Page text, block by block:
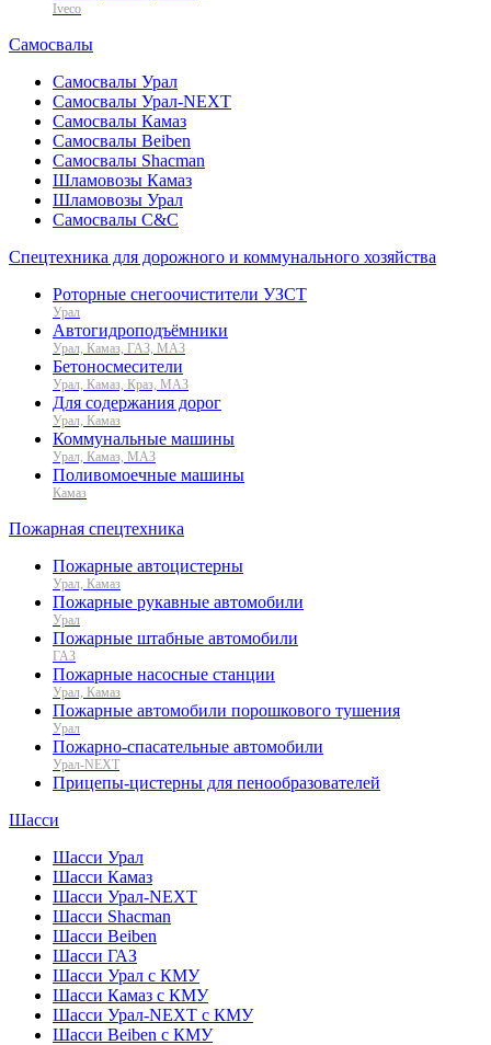
Iveco
Самосвалы
Самосвалы Урал
Самосвалы Урал-NEXT
Самосвалы Камаз
Самосвалы Beiben
Самосвалы Shacman
Шламовозы Камаз
Шламовозы Урал
Самосвалы C&C
Спецтехника для дорожного и коммунального хозяйства
Роторные снегоочистители УЗСТ
Урал
Автогидроподъёмники
Урал, Камаз, ГАЗ, МАЗ
Бетоносмесители
Урал, Камаз, Краз, МАЗ
Для содержания дорог
Урал, Камаз
Коммунальные машины
Урал, Камаз, МАЗ
Поливомоечные машины
Камаз
Пожарная спецтехника
Пожарные автоцистерны
Урал, Камаз
Пожарные рукавные автомобили
Урал
Пожарные штабные автомобили
ГАЗ
Пожарные насосные станции
Урал, Камаз
Пожарные автомобили порошкового тушения
Урал
Пожарно-спасательные автомобили
Урал-NEXT
Прицепы-цистерны для пенообразователей
Шасси
Шасси Урал
Шасси Камаз
Шасси Урал-NEXT
Шасси Shacman
Шасси Beiben
Шасси ГАЗ
Шасси Урал с КМУ
Шасси Камаз с КМУ
Шасси Урал-NEXT с КМУ
Шасси Beiben с КМУ